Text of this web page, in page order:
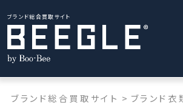
ブランド総合買取サイト
ブランド総合買取サイト > ブランド衣